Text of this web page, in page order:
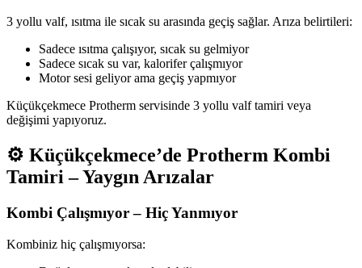
3 yollu valf, ısıtma ile sıcak su arasında geçiş sağlar. Arıza belirtileri:
Sadece ısıtma çalışıyor, sıcak su gelmiyor
Sadece sıcak su var, kalorifer çalışmıyor
Motor sesi geliyor ama geçiş yapmıyor
Küçükçekmece Protherm servisinde 3 yollu valf tamiri veya
değişimi yapıyoruz.
⚙️ Küçükçekmece’de Protherm Kombi
Tamiri – Yaygın Arızalar
Kombi Çalışmıyor – Hiç Yanmıyor
Kombiniz hiç çalışmıyorsa: